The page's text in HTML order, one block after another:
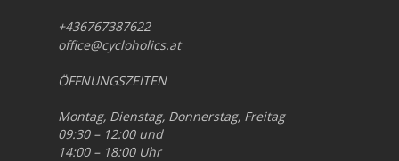
+436767387622
office@cycloholics.at
ÖFFNUNGSZEITEN
Montag, Dienstag, Donnerstag, Freitag
09:30 – 12:00 und
14:00 – 18:00 Uhr